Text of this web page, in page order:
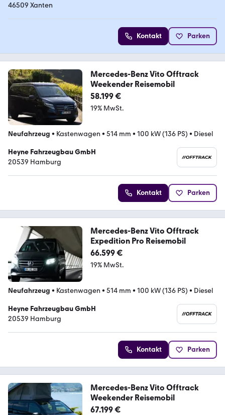
46509 Xanten
Kontakt Parken
Mercedes-Benz Vito Offtrack
Weekender Reisemobil
58.199 €
19% MwSt.
Neufahrzeug • Kastenwagen • 514 mm • 100 kW (136 PS) • Diesel
Heyne Fahrzeugbau GmbH
20539 Hamburg
Kontakt Parken
Mercedes-Benz Vito Offtrack
Expedition Pro Reisemobil
66.599 €
19% MwSt.
Neufahrzeug • Kastenwagen • 514 mm • 100 kW (136 PS) • Diesel
Heyne Fahrzeugbau GmbH
20539 Hamburg
Kontakt Parken
Mercedes-Benz Vito Offtrack
Weekender Reisemobil
67.199 €